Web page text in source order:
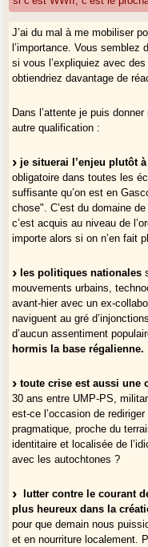
mais j’espère que tout le
sont complémentaires et
J’ai du mal à me mobiliser
l’importance. Vous semblez
si vous l’expliquiez avec
obtiendriez davantage de
Dans l’attente je puis
autre qualification :
je situerai l’enjeu plutôt
obligatoire dans toutes les
suffisante qu’on est en
chose". C’est du domaine
c’est acquis au niveau de
importe alors si on n’en fait
les politiques nationales
mouvements urbains,
avant-hier avec un ex-
naviguent au gré
d’aucun assentiment
hormis la base régalienne.
toute crise est aussi une
30 ans entre UMP-PS,
est-ce l’occasion de
pragmatique, proche du
identitaire et localisée de
avec les autochtones ?
lutter contre le courant
plus heureux dans la
pour que demain nous
et en nourriture localement.